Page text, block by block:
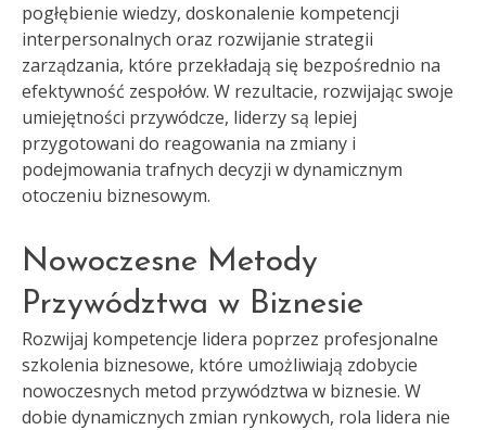
pogłębienie wiedzy, doskonalenie kompetencji
interpersonalnych oraz rozwijanie strategii
zarządzania, które przekładają się bezpośrednio na
efektywność zespołów. W rezultacie, rozwijając swoje
umiejętności przywódcze, liderzy są lepiej
przygotowani do reagowania na zmiany i
podejmowania trafnych decyzji w dynamicznym
otoczeniu biznesowym.
Nowoczesne Metody
Przywództwa w Biznesie
Rozwijaj kompetencje lidera poprzez profesjonalne
szkolenia biznesowe, które umożliwiają zdobycie
nowoczesnych metod przywództwa w biznesie. W
dobie dynamicznych zmian rynkowych, rola lidera nie